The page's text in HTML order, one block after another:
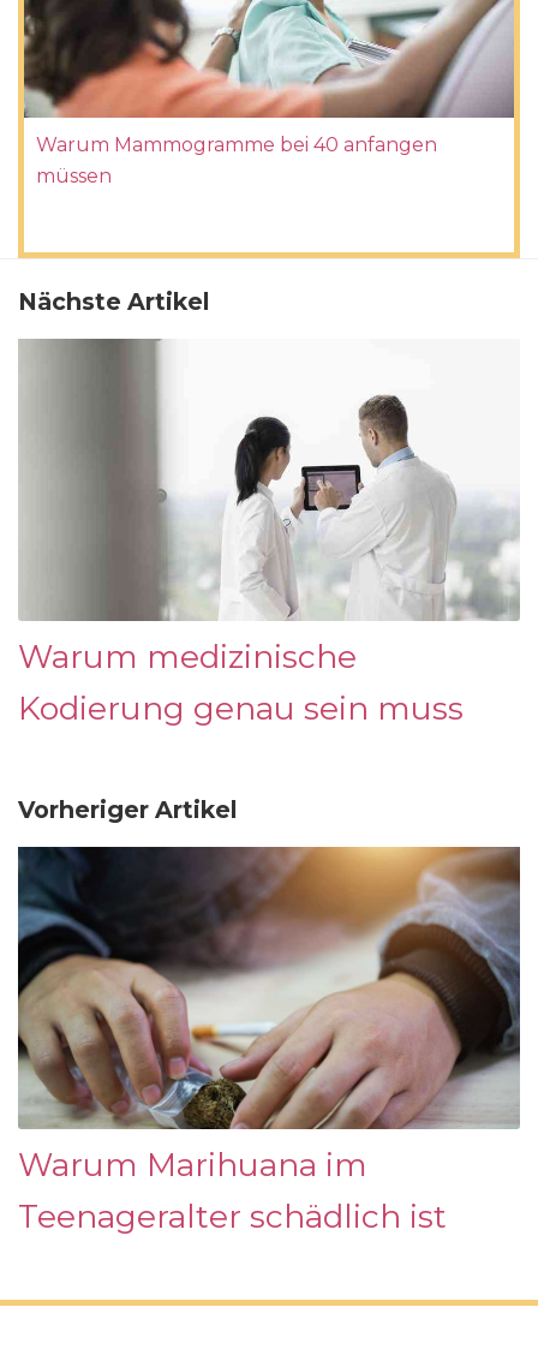
Warum Mammogramme bei 40 anfangen
müssen
Nächste Artikel
Warum medizinische
Kodierung genau sein muss
Vorheriger Artikel
Warum Marihuana im
Teenageralter schädlich ist